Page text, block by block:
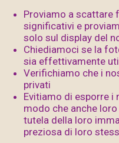
Proviamo a scattare
significativi e
solo sul display del
Chiediamoci se la
sia effettivamente
Verifichiamo che i
privati
Evitiamo di esporre i
modo che anche
tutela della loro
preziosa di loro